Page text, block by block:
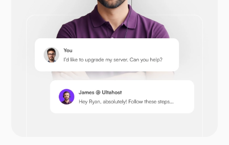
Açık Sepet
Prestashop